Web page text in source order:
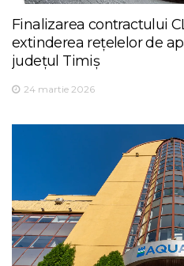
Finalizarea contractului
extinderea rețelelor de
județul Timiș
24 martie 2026